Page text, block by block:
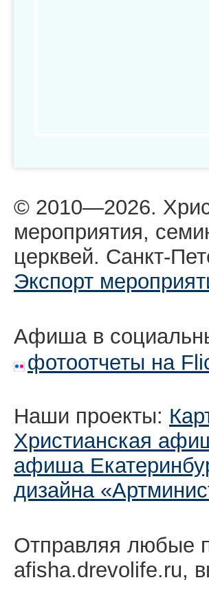
© 2010—2026.
мероприятия,
церквей. Санкт-
Экспорт
Афиша в
фотоотчеты на
Наши проекты:
Христианская
афиша
дизайна
Отправляя любые
afisha.drevolife.ru,